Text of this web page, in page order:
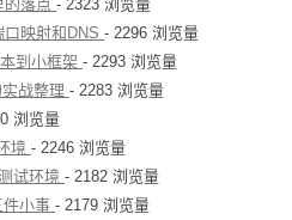
的落点 - 2323 浏览量
映射和DNS - 2296 浏览量
到小框架 - 2293 浏览量
战整理 - 2283 浏览量
浏览量
境 - 2246 浏览量
试环境 - 2182 浏览量
小事 - 2179 浏览量